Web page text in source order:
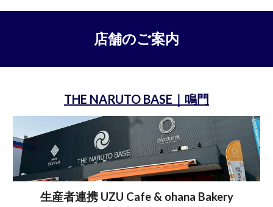
店舗のご案内
THE NARUTO BASE ｜鳴門
生産者連携 UZU Cafe & ohana Bakery